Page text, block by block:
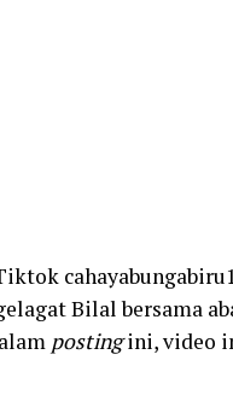
Bilal bersama
postingini, video